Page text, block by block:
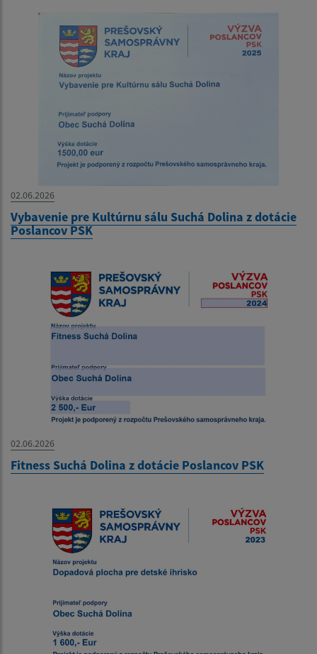
02.06.2026
Vybavenie pre Kultúrnu sálu Suchá Dolina z dotácie
Poslancov PSK
02.06.2026
Fitness Suchá Dolina z dotácie Poslancov PSK